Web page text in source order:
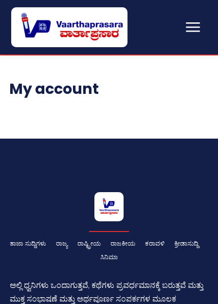
My account
ತಾಜಾ ಸುದ್ದಿಗಳು ರಾಜ್ಯ ರಾಷ್ಟ್ರೀಯ ರಾಜಕೀಯ ಕರಾವಳಿ
ಕ್ರೀಡಾಸುದ್ದಿ
ಸಿನಿಮಾ
ಅಲ್ಲಿ ಧ್ವನಿಗಳು ಒಂದಾಗುತ್ತವೆ, ಕಥೆಗಳು ಪ್ರವರ್ಧಮಾನಕ್ಕೆ ಬರುತ್ತವೆ ಮತ್ತು
ಮುಕ್ತ ಸಂಭಾಷಣೆ ಮತ್ತು ಅರ್ಥಪೂರ್ಣ ಸಂಪರ್ಕಗಳ ಮೂಲಕ